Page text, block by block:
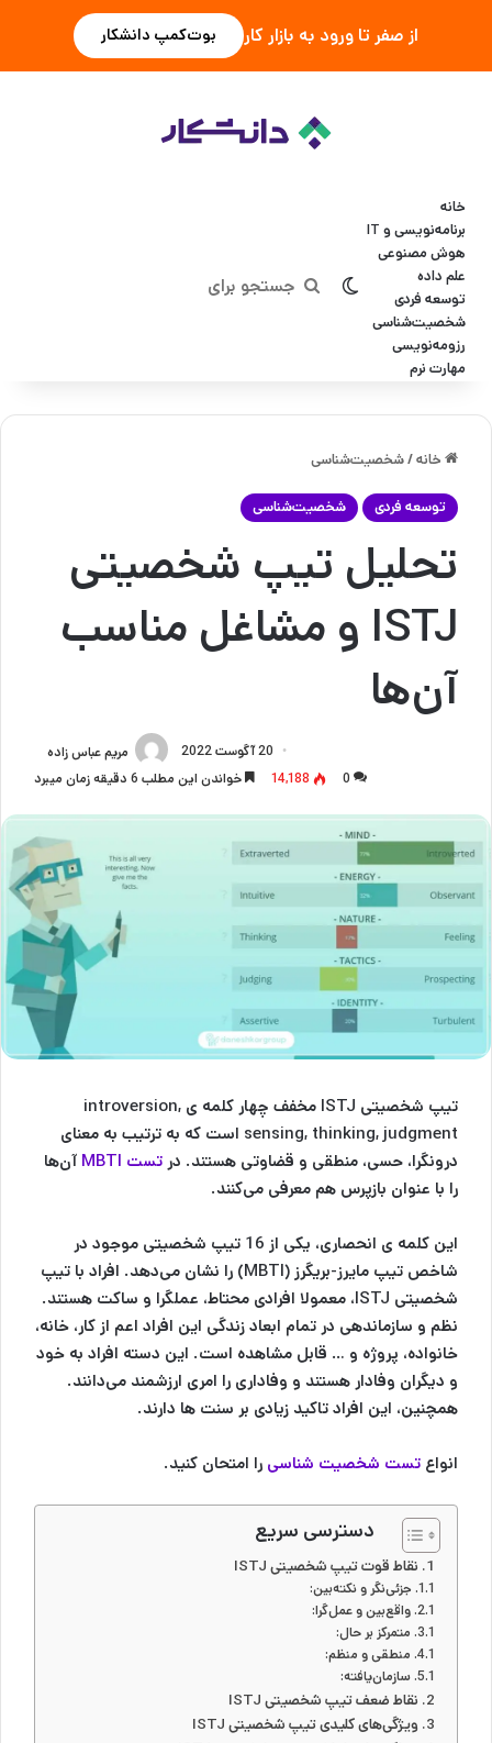
از صفر تا ورود به بازار کار بوت‌کمپ دانشکار
خانه
برنامه‌نویسی و IT
هوش مصنوعی
علم داده
توسعه فردی
شخصیت‌شناسی
رزومه‌نویسی
مهارت نرم
تغییر پوسته
جستجو
خانه/شخصیت‌شناسی
توسعه فردی شخصیت‌شناسی
تحلیل تیپ شخصیتی
ISTJ و مشاغل مناسب
آن‌ها
مریم عباس زاده
20 آگوست 2022
0
14,188 خواندن این مطلب 6 دقیقه زمان میبرد
تیپ شخصیتی ISTJ مخفف چهار کلمه ی introversion,
sensing, thinking, judgment است که به ترتیب به معنای
درونگرا، حسی، منطقی و قضاوتی هستند. در تست MBTI
آن‌ها
را با عنوان بازپرس هم معرفی می‌کنند.
این کلمه ی انحصاری، یکی از 16 تیپ شخصیتی موجود در
شاخص تیپ مایرز-بریگرز (MBTI) را نشان می‌دهد.
افراد با تیپ
شخصیتی ISTJ، معمولا افرادی محتاط، عملگرا و ساکت هستند.
نظم و سازماندهی در تمام ابعاد زندگی این افراد اعم از کار، خانه،
خانواده، پروژه و … قابل مشاهده است. این دسته افراد به خود
و دیگران وفادار هستند و وفاداری را امری ارزشمند می‌دانند.
همچنین، این افراد تاکید زیادی بر سنت ها دارند.
انواع تست شخصیت شناسی را امتحان کنید.
دسترسی سریع
نقاط قوت تیپ شخصیتی ISTJ
جزئی‌نگر و نکته‌بین:
واقع‌بین و عمل‌گرا:
متمرکز بر حال:
منطقی و منظم:
سازمان‌یافته:
نقاط ضعف تیپ شخصیتی ISTJ
ویژگی‌های کلیدی تیپ شخصیتی ISTJ